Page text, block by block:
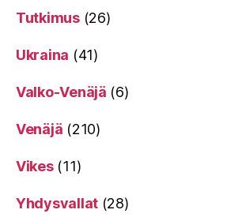
Tutkimus(26)
Ukraina (41)
Valko-Venäjä (6)
Venäjä (210)
Vikes(11)
Yhdysvallat (28)